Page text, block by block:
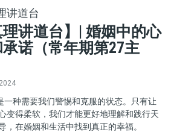
讲道台
理讲道台】| 婚姻中的心
诺（常年期第27主
一种需要我们警惕和克服的状态。只有让
变得柔软，我们才能更好地理解和践行天
，在婚姻和生活中找到真正的幸福。